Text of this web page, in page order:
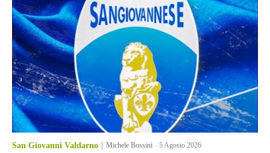
San Giovanni Valdarno Michele Bossini -5 Agosto 2026